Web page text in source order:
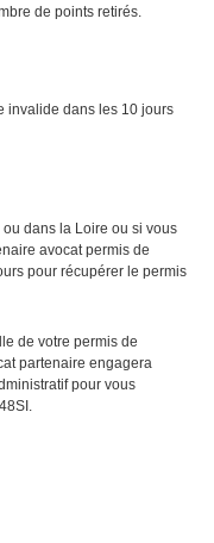
de points retirés.
invalide dans les 10 jours
dans la Loire ou si vous
avocat permis de
pour récupérer le permis
de votre permis de
partenaire engagera
pour vous